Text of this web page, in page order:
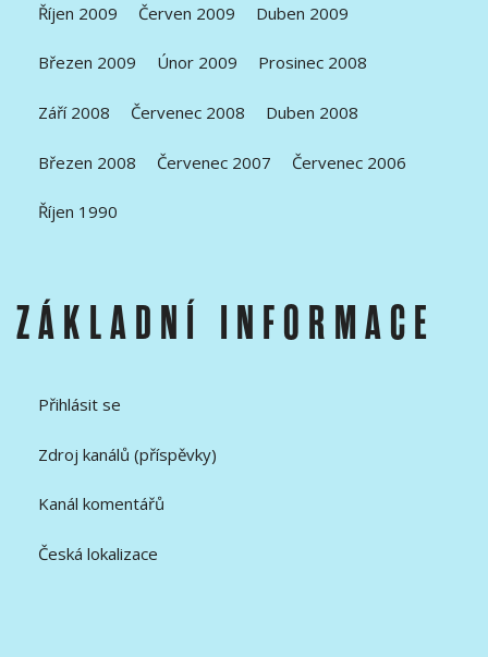
Říjen 2009 Červen 2009 Duben 2009
Březen 2009 Únor 2009 Prosinec 2008
Září 2008 Červenec 2008 Duben 2008
Březen 2008 Červenec 2007 Červenec 2006
Říjen 1990
ZÁKLADNÍ INFORMACE
Přihlásit se
Zdroj kanálů (příspěvky)
Kanál komentářů
Česká lokalizace